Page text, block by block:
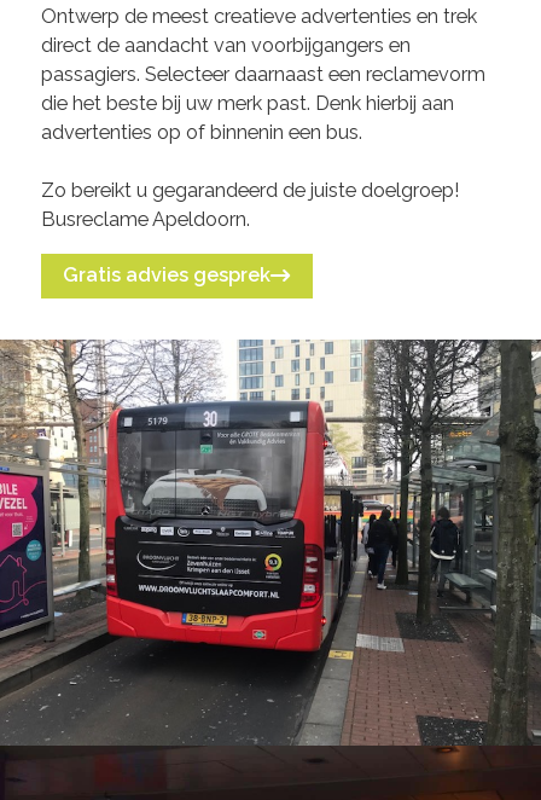
Ontwerp de meest creatieve advertenties en trek
direct de aandacht van voorbijgangers en
passagiers. Selecteer daarnaast een reclamevorm
die het beste bij uw merk past. Denk hierbij aan
advertenties op of binnenin een bus.
Zo bereikt u gegarandeerd de juiste doelgroep!
Busreclame Apeldoorn.
Gratis advies gesprek